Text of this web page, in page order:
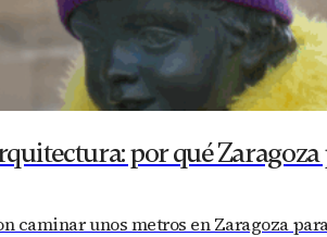
por qué
caminar unos metros en Zaragoza